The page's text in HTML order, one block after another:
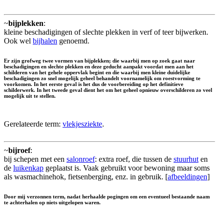
~bijplekken:
kleine beschadigingen of slechte plekken in verf of teer bijwerken.
Ook wel bijhalen genoemd.
Er zijn grofweg twee vormen van bijplekken; die waarbij men op zoek gaat naar
beschadigingen en slechte plekken en deze geducht aanpakt voordat men aan het
schilderen van het gehele oppervlak begint en die waarbij men kleine duidelijke
beschadigingen zo snel mogelijk geheel behandelt voornamelijk om roestvorming te
voorkomen. In het eerste geval is het dus de voorbereiding op het definitieve
schilderwerk. In het tweede geval dient het om het geheel opnieuw overschilderen zo veel
mogelijk uit te stellen.
Gerelateerde term: vlekjesziekte.
~bijroef:
bij schepen met een salonroef: extra roef, die tussen de stuurhut en
de luikenkap geplaatst is. Vaak gebruikt voor bewoning maar soms
als wasmachinehok, fietsenberging, enz. in gebruik. [afbeeldingen]
Door mij verzonnen term, nadat herhaalde pogingen om een eventueel bestaande naam
te achterhalen op niets uitgelopen waren.